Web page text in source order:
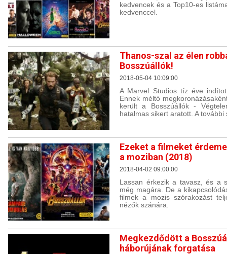
kedvencek és a Top10-es
kedvenccel.
Thanos-szal az élen
Bosszúállók!
2018-05-04 10:09:00
A Marvel Studios tíz éve
Ennek méltó
került a Bosszúállók -
hatalmas sikert aratott. A
Ezeket a filmeket
a moziban (2018)
2018-04-02 09:00:00
Lassan érkezik a tavasz, és a
még magára. De a
filmek a mozis szórakozást
nézők szánára.
Megkezdődött a
háborújának forgatása